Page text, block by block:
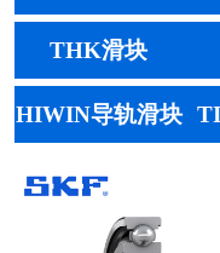
THK滑块
HIWIN导轨滑块